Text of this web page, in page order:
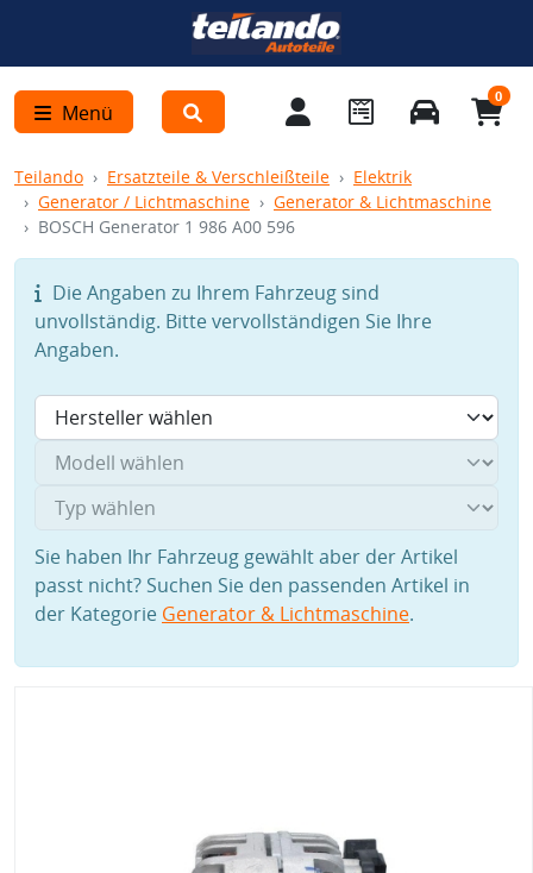
Menü
0
Teilando Ersatzteile & Verschleißteile
Elektrik
Generator / Lichtmaschine
Generator & Lichtmaschine
BOSCH Generator 1 986 A00 596
Die Angaben zu Ihrem Fahrzeug sind
unvollständig. Bitte vervollständigen Sie Ihre
Angaben.
Sie haben Ihr Fahrzeug gewählt aber der Artikel
passt nicht? Suchen Sie den passenden Artikel in
der Kategorie Generator & Lichtmaschine.